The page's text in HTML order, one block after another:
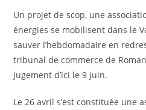
Un projet de scop, une
énergies se mobilisent dans le
sauver l’hebdomadaire en
tribunal de commerce de
jugement d’ici le 9 juin.
Le 26 avril s’est constituée une